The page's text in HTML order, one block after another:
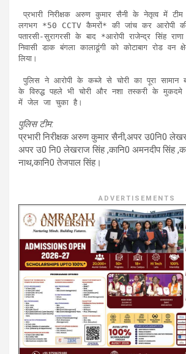
लगभग *50 CCTV कैमरों* की जांच कर आरोपी
पतारसी-सुरागरसी के बाद *आरोपी राजेन्द्र सिंह
निवासी डाक बंगला कालाढूंगी को कोटाबाग रोड वन
लिया।
के विरुद्ध पहले भी चोरी और नशा तस्करी के मुकदमे
में जेल जा चुका है।
पुलिस टीम:
प्रभारी निरीक्षक अरुण कुमार सैनी,अपर उ0नि0
अपर उ0 नि0 लेखराज सिंह ,कानि0 अमनदीप सिंह
नाथ,कानि0 तेजपाल सिंह।
ADVERTISEMENTS